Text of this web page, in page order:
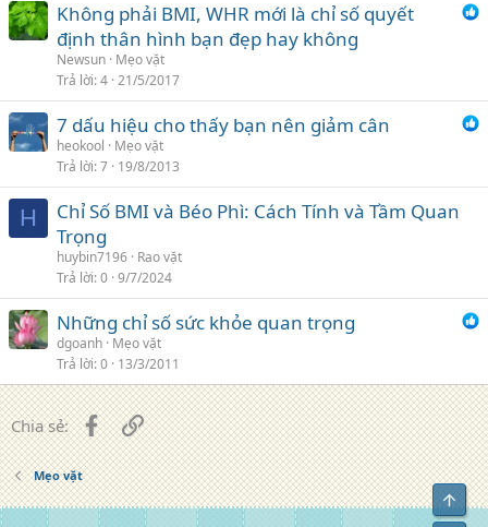
Không phải BMI, WHR mới là chỉ số quyết
định thân hình bạn đẹp hay không
Newsun Mẹo vặt
Trả lời 4 21/5/2017
7 dấu hiệu cho thấy bạn nên giảm cân
heokool
Mẹo vặt
Trả lời 7 19/8/2013
H
Chỉ Số BMI và Béo Phì: Cách Tính và Tầm Quan
Trọng
huybin7196 Rao vặt
Trả lời 0 9/7/2024
Những chỉ số sức khỏe quan trọng
dgoanh Mẹo vặt
Trả lời 0 13/3/2011
Chia sẻ: FacebookLiên kết
Mẹo vặt
Top